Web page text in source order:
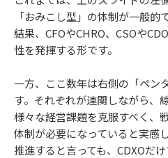
「おみこし型」の体制が一般的
結果、CFOやCHRO、CSOや
性を発揮する形です。
一方、ここ数年は右側の「ペン
す。それぞれが連関しながら、
様々な経営課題を克服すべく、
体制が必要になっていると実感
推進すると言っても、CDXOだ